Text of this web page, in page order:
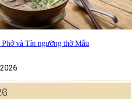
và Tín ngưỡng thờ Mẫu